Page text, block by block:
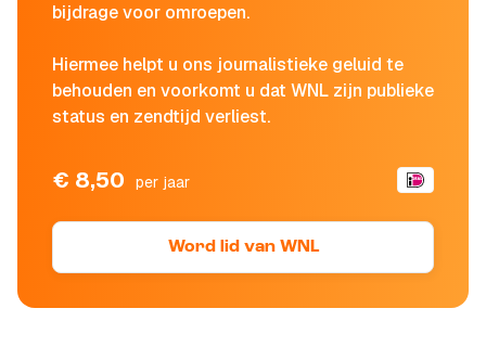
bijdrage voor omroepen.
Hiermee helpt u ons journalistieke geluid te
behouden en voorkomt u dat WNL zijn publieke
status en zendtijd verliest.
€ 8,50 per jaar
Word lid van WNL